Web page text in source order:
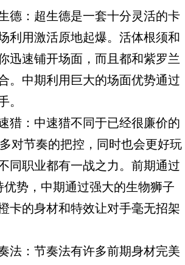
德：超生德是一套十分灵活的卡
利用激活原地起爆。活体根须和
迅速铺开场面，而且都和紫罗兰
。中期利用巨大的场面优势通过
。
猎：中速猎不同于已经很廉价的
对节奏的把控，同时也会更好玩
同职业都有一战之力。前期通过
优势，中期通过强大的生物狮子
卡的身材和特效让对手毫无招架
法：节奏法有许多前期身材完美